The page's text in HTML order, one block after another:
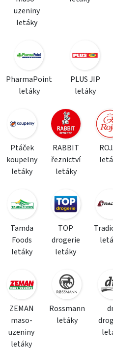
uzeniny
letáky
PharmaPoint
letáky
PLUS JIP
letáky
Ptáček
koupelny
letáky
RABBIT
řeznictví
letáky
Tamda
Foods
letáky
TOP
drogerie
letáky
ZEMAN
maso-
uzeniny
letáky
Rossmann
letáky